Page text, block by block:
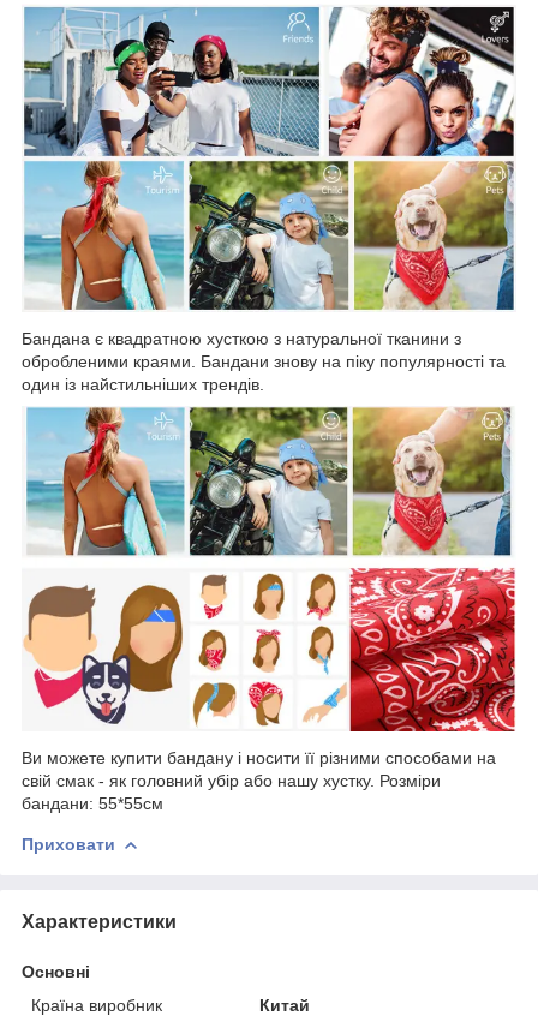
Бандана є квадратною хусткою з натуральної тканини з
обробленими краями. Бандани знову на піку популярності та
один із найстильніших трендів.
Ви можете купити бандану і носити її різними способами на
свій смак - як головний убір або нашу хустку. Розміри
бандани: 55*55см
Приховати
Характеристики
Основні
Країна виробник
Китай